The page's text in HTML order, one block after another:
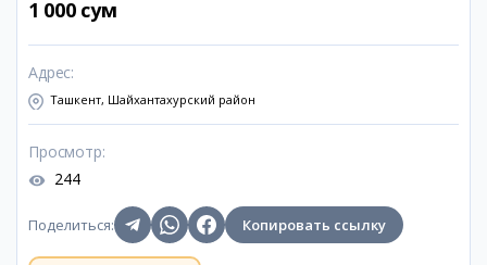
1 000 сум
Адрес:
Ташкент, Шайхантахурский район
Просмотр:
244
Поделиться: Копировать ссылку